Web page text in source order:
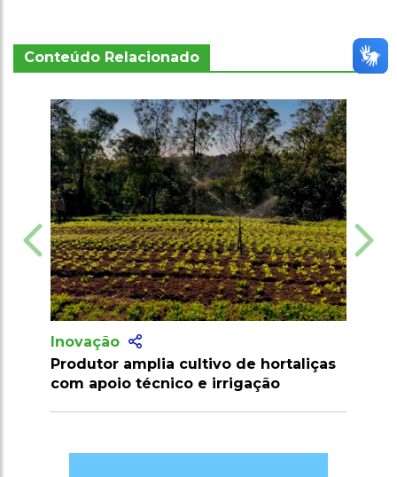
Conteúdo Relacionado
de hortaliças
irrigação
Agricultores e empresas podem
consultar normas e